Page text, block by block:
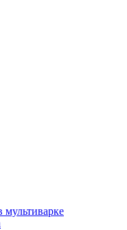
мультиварке